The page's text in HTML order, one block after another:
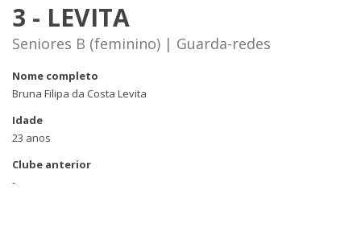
3 - LEVITA
Seniores B (feminino) | Guarda-redes
Nome completo
Bruna Filipa da Costa Levita
Idade
23 anos
Clube anterior
-